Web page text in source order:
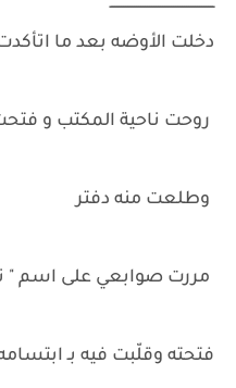
ــــــــــــــــــــــــــــــــــــــــــــــــ
دخلت الأوضه بعد ما
روحت ناحية المكتب و
وطلعت منه دفتر
مررت صوابعي على اسم "
فتحته وقلّبت فيه بـ